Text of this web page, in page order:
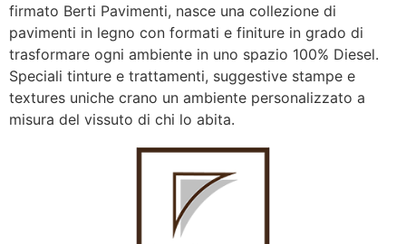
firmato Berti Pavimenti, nasce una collezione di
pavimenti in legno con formati e finiture in grado di
trasformare ogni ambiente in uno spazio 100% Diesel.
Speciali tinture e trattamenti, suggestive stampe e
textures uniche crano un ambiente personalizzato a
misura del vissuto di chi lo abita.